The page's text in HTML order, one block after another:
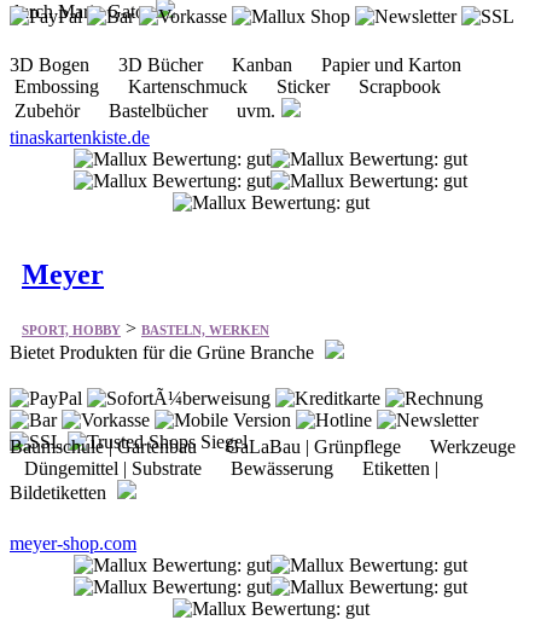
durch Maria Gato
3D Bogen 3D Bücher Kanban Papier und Karton
Embossing Kartenschmuck Sticker Scrapbook
Zubehör Bastelbücher uvm.
tinaskartenkiste.de
Meyer
SPORT, HOBBY > BASTELN, WERKEN
Bietet Produkten für die Grüne Branche
Baumschule | Gartenbau GaLaBau | Grünpflege Werkzeuge
Düngemittel | Substrate Bewässerung Etiketten |
Bildetiketten
meyer-shop.com